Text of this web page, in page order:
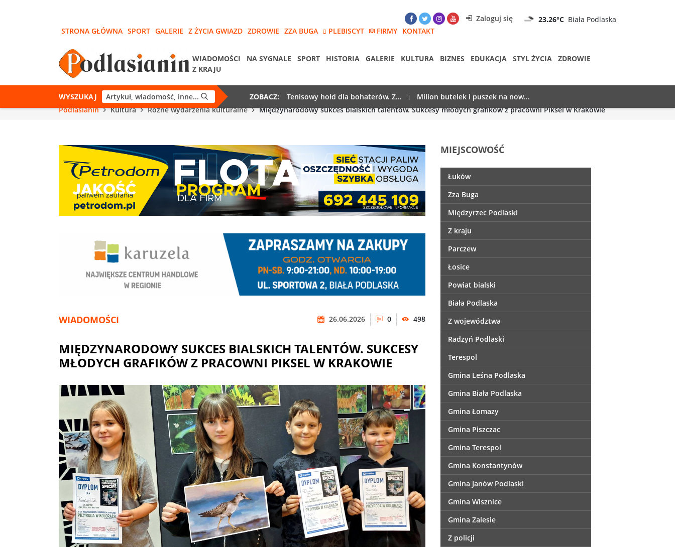
Zaloguj się 23.26°C Biała Podlaska
STRONA GŁÓWNA SPORT GALERIE Z ŻYCIA GWIAZD ZDROWIE ZZA BUGA PLEBISCYT FIRMY KONTAKT
WIADOMOŚCI NA SYGNALE SPORT HISTORIA GALERIE KULTURA BIZNES EDUKACJA STYL ŻYCIA
ZDROWIE
Z KRAJU
WYSZUKAJ ZOBACZ: Tenisowy hołd dla bohaterów. Z...
Milion butelek i puszek na now...
Podlasianin
Kultura Różne wydarzenia kulturalne Międzynarodowy sukces bialskich talentów. Sukcesy młodych grafików z pracowni Piksel w Krakowie
WIADOMOŚCI 26.06.2026 0 498
MIĘDZYNARODOWY SUKCES BIALSKICH TALENTÓW. SUKCESY
MŁODYCH GRAFIKÓW Z PRACOWNI PIKSEL W KRAKOWIE
MIEJSCOWOŚĆ
Łuków
Zza Buga
Międzyrzec Podlaski
Z kraju
Parczew
Łosice
Powiat bialski
Biała Podlaska
Z województwa
Radzyń Podlaski
Terespol
Gmina Leśna Podlaska
Gmina Biała Podlaska
Gmina Łomazy
Gmina Piszczac
Gmina Terespol
Gmina Konstantynów
Gmina Janów Podlaski
Gmina Wisznice
Gmina Zalesie
Z policji